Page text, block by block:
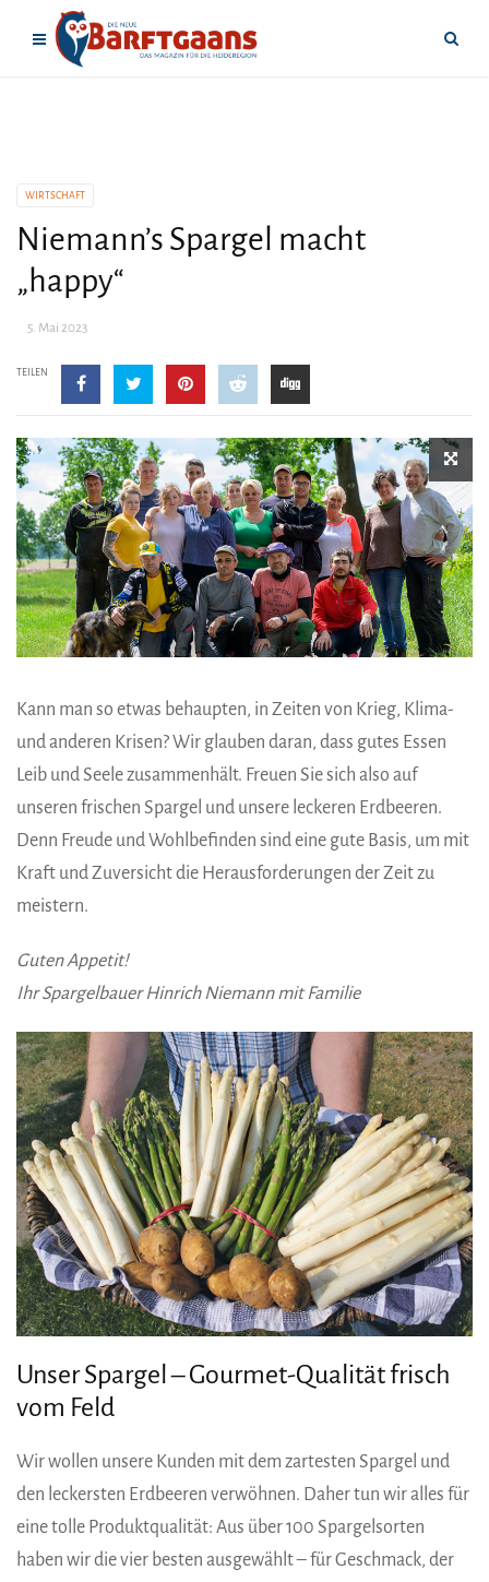
WIRTSCHAFT
Niemann’s Spargel macht
„happy“
5. Mai 2023
TEILEN
Kann man so etwas behaupten, in Zeiten von Krieg, Klima-
und anderen Krisen? Wir glauben daran, dass gutes Essen
Leib und Seele zusammenhält. Freuen Sie sich also auf
unseren frischen Spargel und unsere leckeren Erdbeeren.
Denn Freude und Wohlbefinden sind eine gute Basis, um mit
Kraft und Zuversicht die Herausforderungen der Zeit zu
meistern.
Guten Appetit!
Ihr SpargelbauerHinrich Niemann mit Familie
Unser Spargel – Gourmet-Qualität frisch
vom Feld
Wir wollen unsere Kunden mit dem zartesten Spargel und
den leckersten Erdbeeren verwöhnen. Daher tun wir alles für
eine tolle Produktqualität: Aus über 100 Spargelsorten
haben wir die vier besten ausgewählt – für Geschmack, der